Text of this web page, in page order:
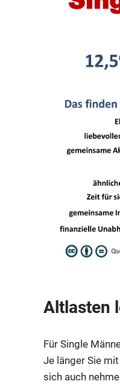
Altlasten
Für Single
Je länger Sie
sich auch